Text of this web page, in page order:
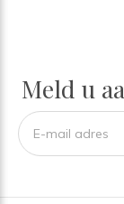
Meld u